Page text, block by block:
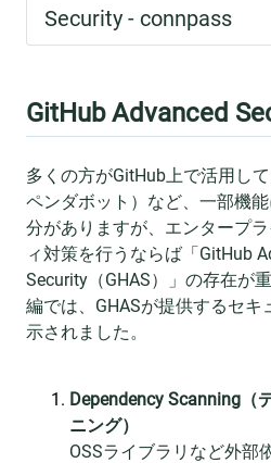
GitHub Advanced
多くの方がGitHub上で活用し
ペンダボット）など、一部機
分がありますが、エンタープ
ィ対策を行うならば「GitHub
Security（GHAS）」の存在が
編では、GHASが提供するセ
示されました。
Dependency Scanning（
ニング）
OSSライブラリなど外部